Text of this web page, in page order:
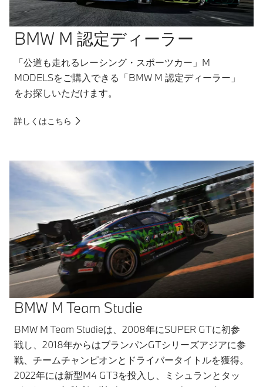
BMW M 認定ディーラー
「公道も走れるレーシング・スポーツカー」M
MODELSをご購入できる「BMW M 認定ディーラー」
をお探しいただけます。
詳しくはこちら
BMW M Team Studie
BMW M Team Studieは、2008年にSUPER GTに初参
戦し、2018年からはブランパンGTシリーズアジアに参
戦、チームチャンピオンとドライバータイトルを獲得。
2022年には新型M4 GT3を投入し、ミシュランとタッ